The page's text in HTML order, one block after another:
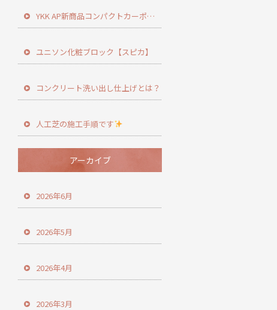
YKK AP新商品コンパクトカーポート登場！
ユニソン化粧ブロック【スピカ】
コンクリート洗い出し仕上げとは？
人工芝の施工手順です
アーカイブ
2026年6月
2026年5月
2026年4月
2026年3月